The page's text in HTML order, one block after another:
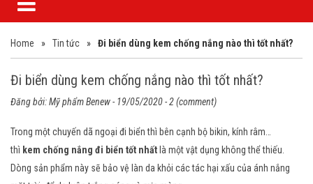
Home » Tin tức » Đi biển dùng kem chống nắng nào thì tốt nhất?
Đi biển dùng kem chống nắng nào thì tốt nhất?
Đăng bởi:Mỹ phẩm Benew- 19/05/2020 - 2 (comment)
Trong một chuyến dã ngoại đi biển thì bên cạnh bộ bikin, kính râm…
thì kem chống nắng đi biển tốt nhất là một vật dụng không thể thiếu.
Dòng sản phẩm này sẽ bảo vệ làn da khỏi các tác hại xấu của ánh nắng